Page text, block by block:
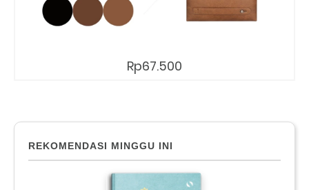
Rp67.500
REKOMENDASI MINGGU INI